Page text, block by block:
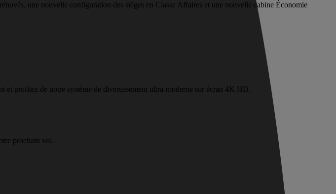
une nouvelle configuration des sièges en Classe Affaires et une nouvelle cabine Économie
profitez de notre système de divertissement ultra-moderne sur écran 4K HD.
prochain vol.